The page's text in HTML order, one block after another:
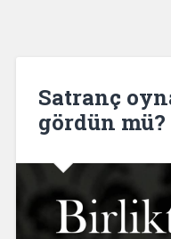
Satranç
gördün mü?